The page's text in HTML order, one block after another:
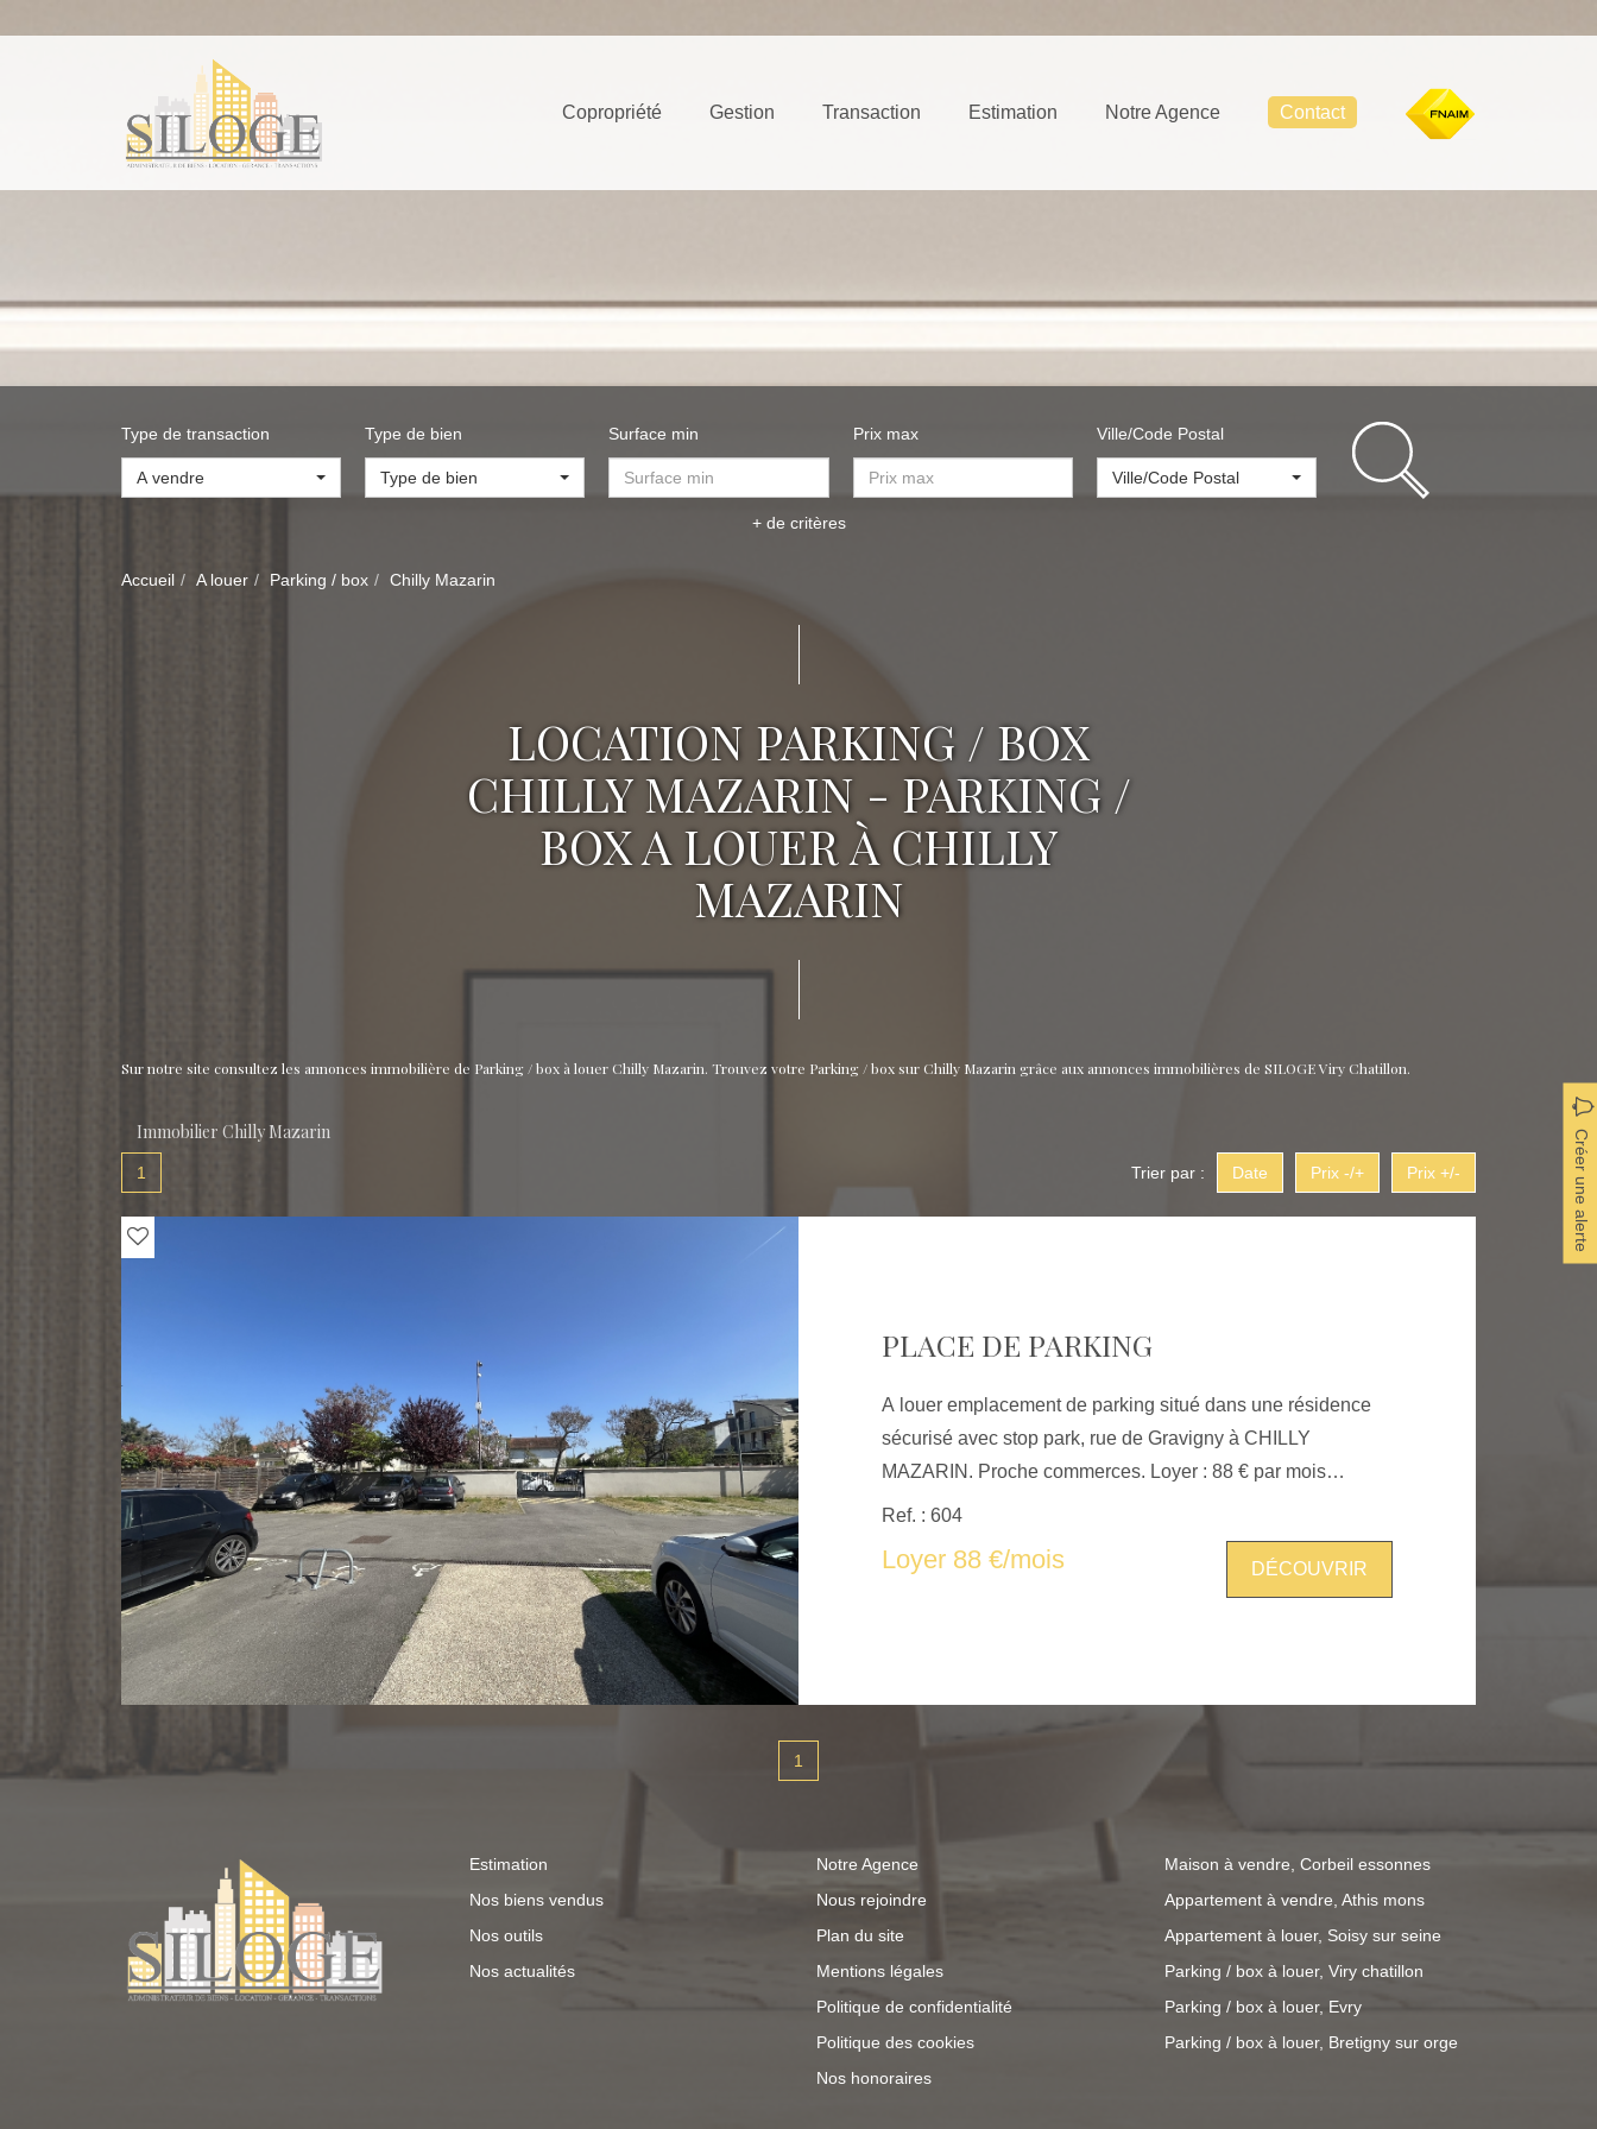
Copropriété Gestion Transaction Estimation Notre Agence Contact
Type de transaction
A vendre
Type de bien
Type de bien
Surface min Prix max Ville/Code Postal
Ville/Code Postal
+ de critères
Accueil A louer Parking / box Chilly Mazarin
LOCATION PARKING / BOX
CHILLY MAZARIN - PARKING /
BOX A LOUER À CHILLY
MAZARIN
Sur notre site consultez les annonces immobilière de Parking / box à louer Chilly Mazarin. Trouvez votre Parking / box sur Chilly Mazarin grâce aux annonces immobilières de SILOGE Viry Chatillon.
Immobilier Chilly Mazarin Créer une alerte
1 Trier par : Date Prix -/+ Prix +/-
PLACE DE PARKING
A louer emplacement de parking situé dans une résidence
sécurisé avec stop park, rue de Gravigny à CHILLY
MAZARIN. Proche commerces. Loyer : 88 € par mois
charges comprises. Dépot de garantie : 88 € TTC
les risques auxquels ce bien est exposé sont disponibles sur
le site Géorisques : www.georisques.gouv.fr” Loyer : 88 € par
88 € Honoraires charges locataire 88 € TTC dont pour état
pour un usage standard : non communiqué.
Ref. : 604
Loyer 88 €/mois DÉCOUVRIR
1
Estimation
Nos biens vendus
Nos outils
Nos actualités
Notre Agence
Nous rejoindre
Plan du site
Mentions légales
Politique de confidentialité
Politique des cookies
Nos honoraires
Maison à vendre, Corbeil essonnes
Appartement à vendre, Athis mons
Appartement à louer, Soisy sur seine
Parking / box à louer, Viry chatillon
Parking / box à louer, Evry
Parking / box à louer, Bretigny sur orge